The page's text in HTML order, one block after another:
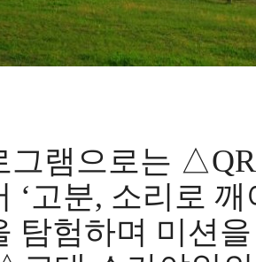
그램으로는 △QR
‘고분, 소리로 깨
탐험하며 미션